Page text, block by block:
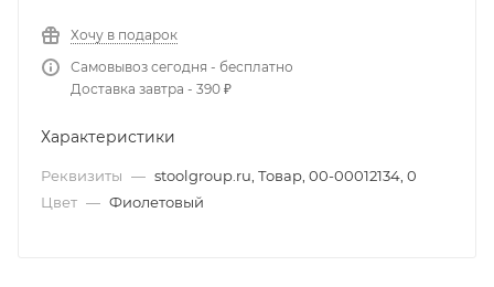
Хочу в подарок
Самовывоз сегодня - бесплатно
Доставка завтра - 390 ₽
Характеристики
Реквизиты — stoolgroup.ru, Товар, 00-00012134, 0
Цвет — Фиолетовый